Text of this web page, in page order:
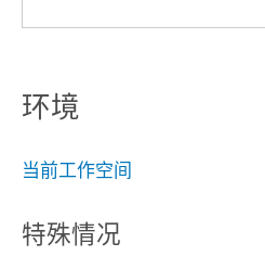
环境
当前工作空间
特殊情况